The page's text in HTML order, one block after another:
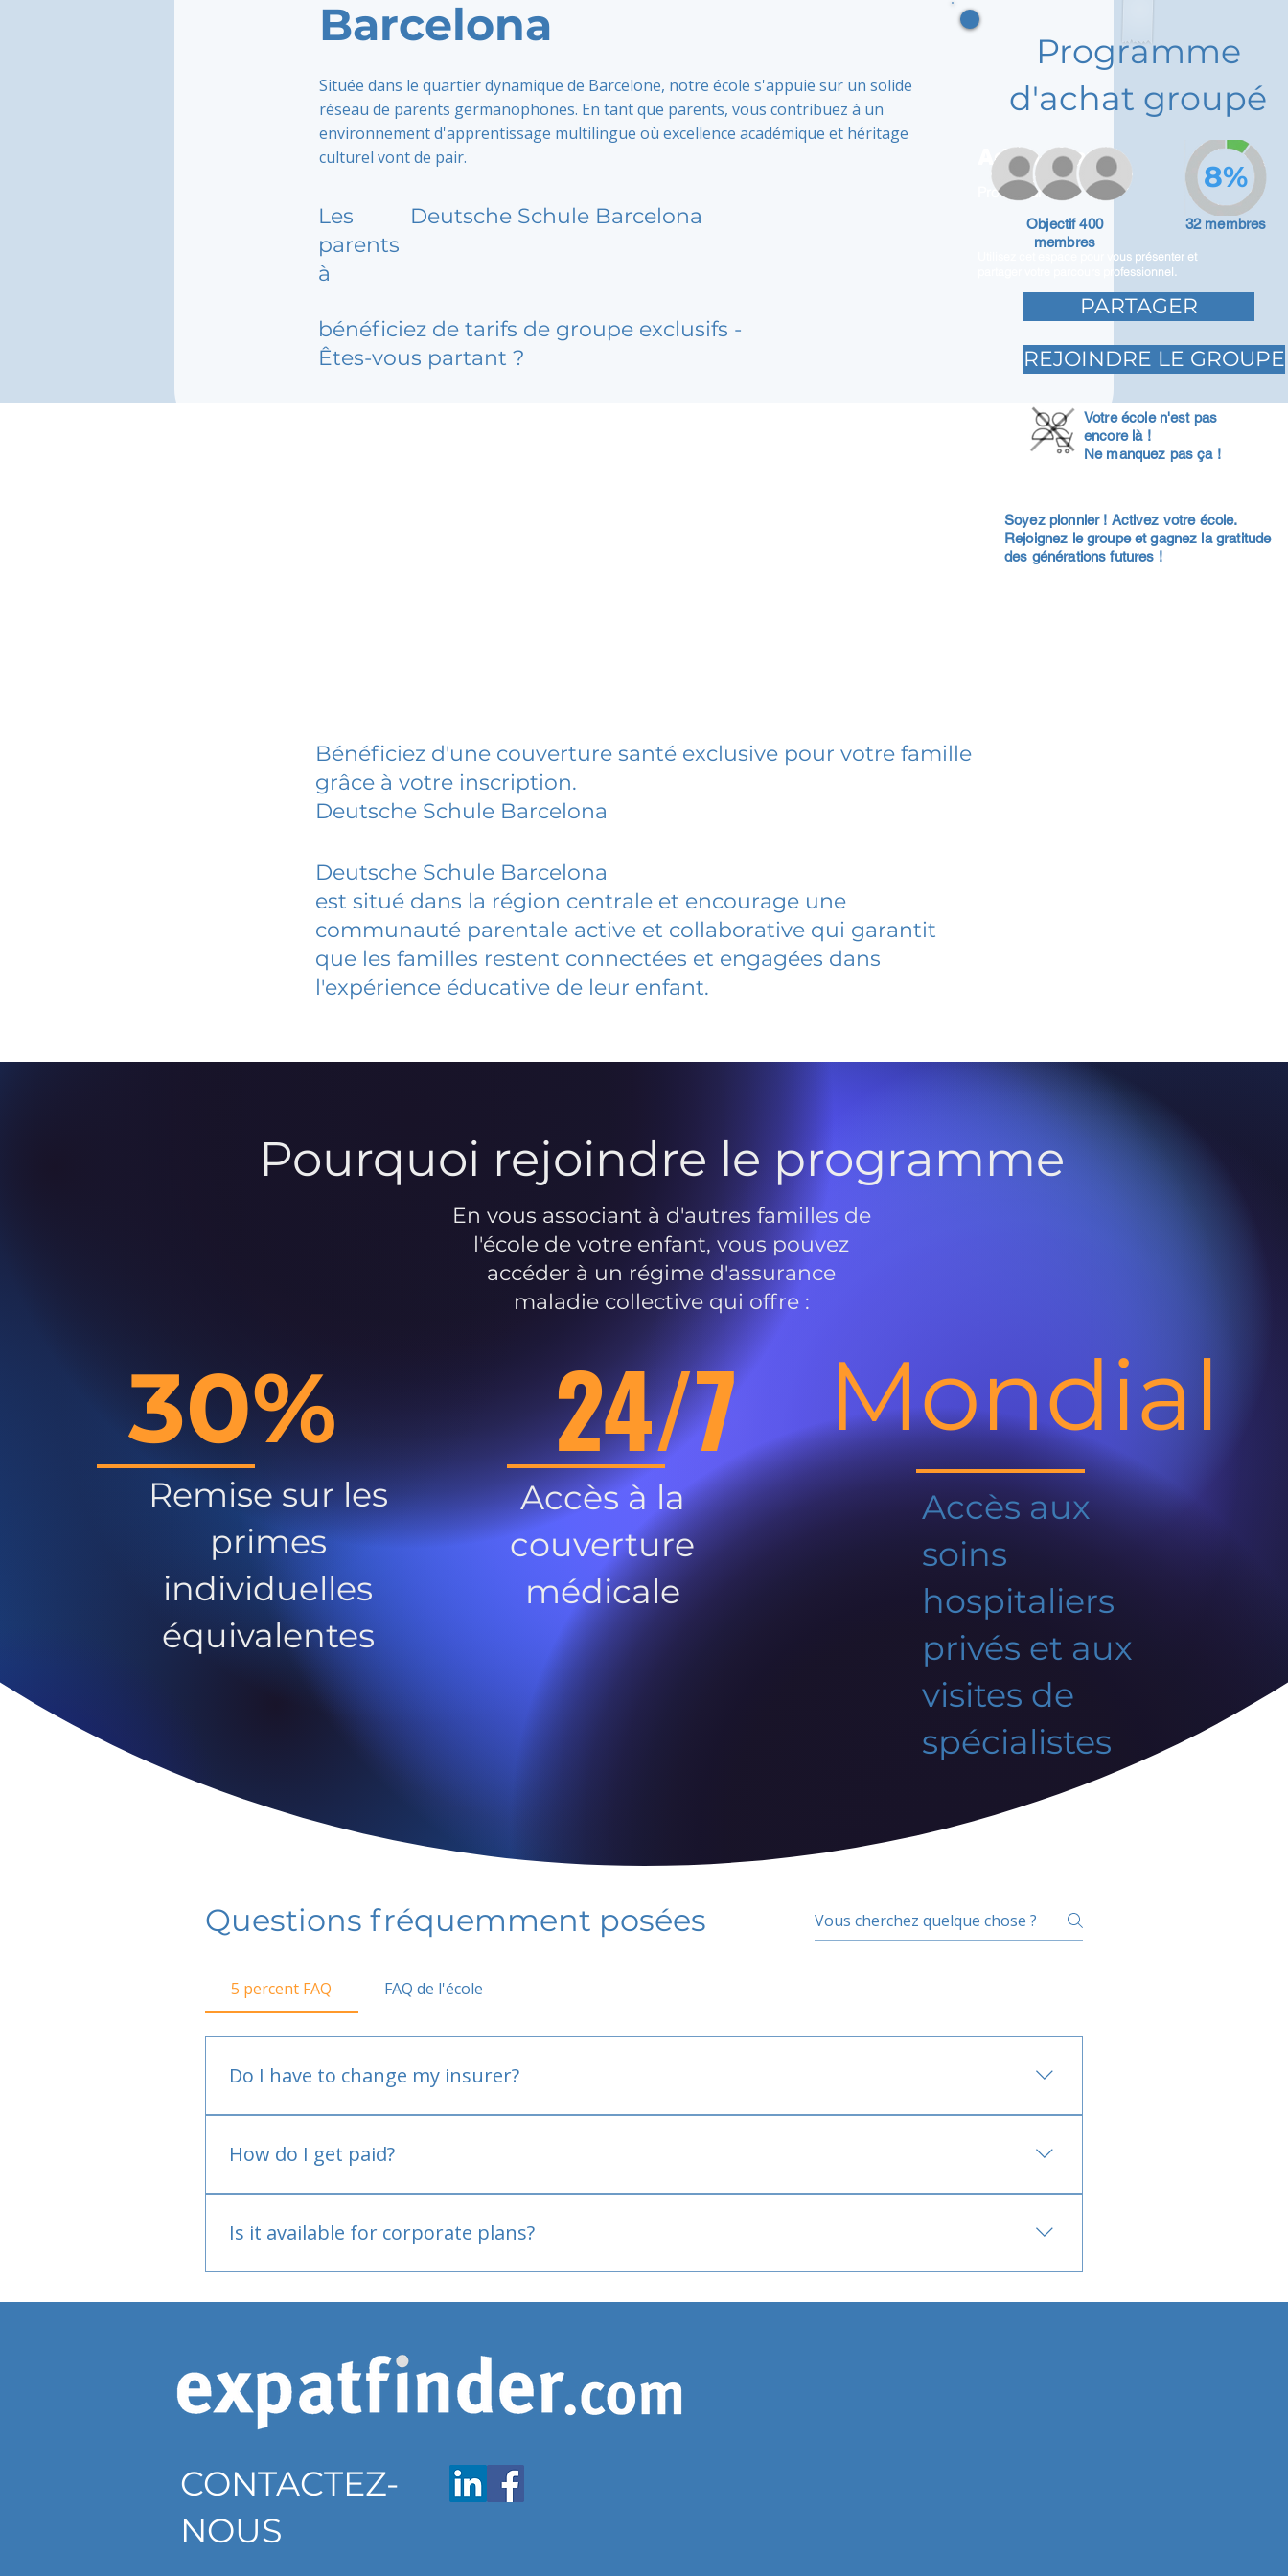
Barcelona
Située dans le quartier dynamique de Barcelone, notre école s'appuie sur un solide
réseau de parents germanophones. En tant que parents, vous contribuez à un
environnement d'apprentissage multilingue où excellence académique et héritage
culturel vont de pair.
Les
parents
à
Deutsche Schule Barcelona
bénéficiez de tarifs de groupe exclusifs -
Êtes-vous partant ?
Adam Caar
Promoteur
Utilisez cet espace pour vous présenter et
partager votre parcours professionnel.
Programme
d'achat groupé
Objectif 400
membres
32 membres
8%
PARTAGER
REJOINDRE LE GROUPE
Votre école n'est pas
encore là !
Ne manquez pas ça !
Soyez pionnier ! Activez votre école.
Rejoignez le groupe et gagnez la gratitude
des générations futures !
Bénéficiez d'une couverture santé exclusive pour votre famille
grâce à votre inscription.
Deutsche Schule Barcelona
Deutsche Schule Barcelona
est situé dans la région centrale et encourage une
communauté parentale active et collaborative qui garantit
que les familles restent connectées et engagées dans
l'expérience éducative de leur enfant.
Pourquoi rejoindre le programme
En vous associant à d'autres familles de
l'école de votre enfant, vous pouvez
accéder à un régime d'assurance
maladie collective qui offre :
30%
Remise sur les
primes
individuelles
équivalentes
24/7
Accès à la
couverture
médicale
Mondial
Accès aux
soins
hospitaliers
privés et aux
visites de
spécialistes
Questions fréquemment posées
5 percent FAQ FAQ de l'école
Do I have to change my insurer?
How do I get paid?
Is it available for corporate plans?
CONTACTEZ-
NOUS